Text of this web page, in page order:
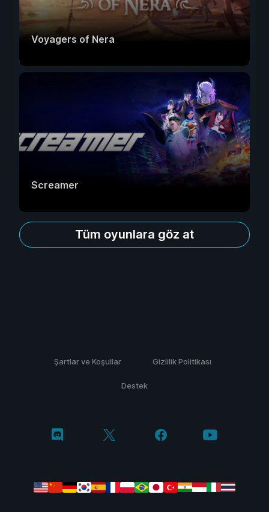
Voyagers of Nera
Screamer
Tüm oyunlara göz at
Şartlar ve Koşullar Gizlilik Politikası
Destek